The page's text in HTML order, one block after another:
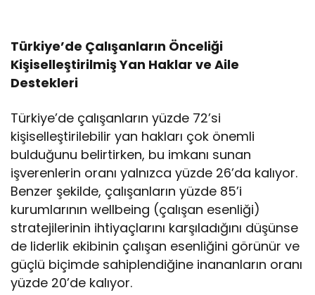
Türkiye’de Çalışanların Önceliği
Kişiselleştirilmiş Yan Haklar ve Aile
Destekleri
Türkiye’de çalışanların yüzde 72’si
kişiselleştirilebilir yan hakları çok önemli
bulduğunu belirtirken, bu imkanı sunan
işverenlerin oranı yalnızca yüzde 26’da kalıyor.
Benzer şekilde, çalışanların yüzde 85’i
kurumlarının wellbeing (çalışan esenliği)
stratejilerinin ihtiyaçlarını karşıladığını düşünse
de liderlik ekibinin çalışan esenliğini görünür ve
güçlü biçimde sahiplendiğine inananların oranı
yüzde 20’de kalıyor.